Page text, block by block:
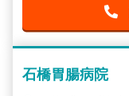
石橋胃腸病院